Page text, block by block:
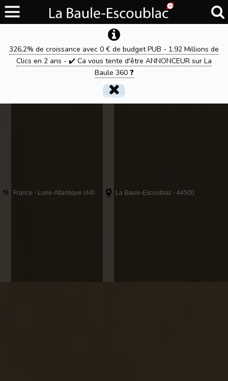
326,2% de croissance avec 0 € de budget PUB - 1.92 Millions de
Clics en 2 ans - ✔️ Ca vous tente d'être ANNONCEUR sur La
Baule 360 ❓